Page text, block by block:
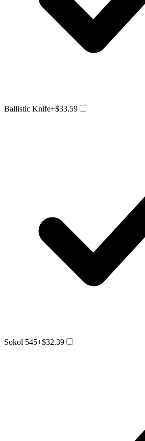
Ballistic Knife+$33.59
Sokol 545+$32.39